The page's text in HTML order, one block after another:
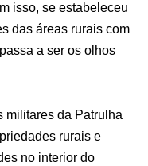
isso, se estabeleceu
das áreas rurais com
a ser os olhos
militares da Patrulha
rurais e
no interior do